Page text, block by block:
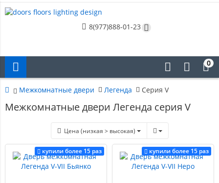
8(977)888-01-23
0
Межкомнатные двери Легенда Cерия V
Межкомнатные двери Легенда серия V
Цена (низкая > высокая)
купили более 15 раз купили более 15 раз